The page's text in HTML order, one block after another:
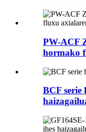
PW-ACF
hormako
BCF serie